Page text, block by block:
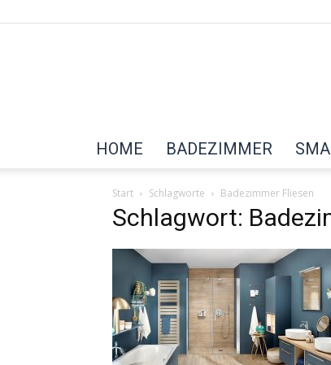
HOME BADEZIMMER
Start Schlagworte Badezimmer Fliesen
Schlagwort: